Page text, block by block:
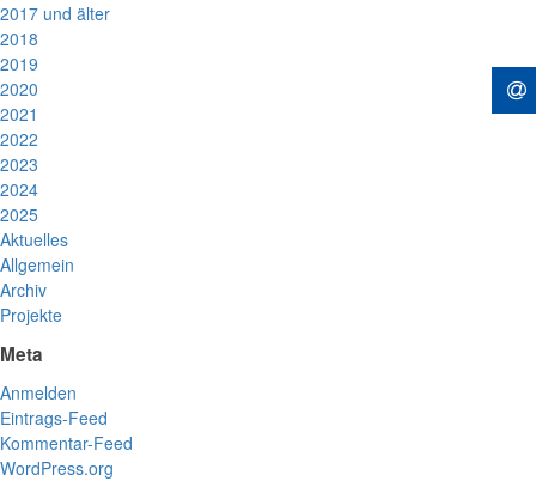
2017 und älter
2018
2019
2020
2021
2022
2023
2024
2025
Aktuelles
Allgemein
Archiv
Projekte
Meta
Anmelden
Eintrags-Feed
Kommentar-Feed
WordPress.org